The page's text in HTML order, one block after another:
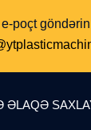
poçt göndərin
ƏLAQƏ